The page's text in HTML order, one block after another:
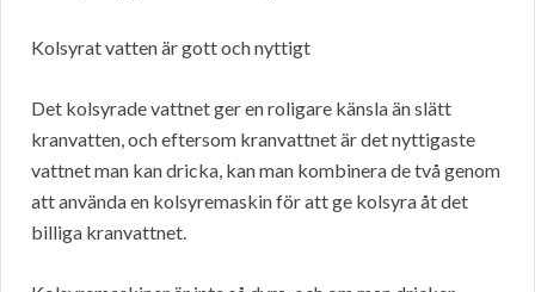
Kolsyrat vatten är gott och nyttigt
Det kolsyrade vattnet ger en roligare känsla än slätt
kranvatten, och eftersom kranvattnet är det nyttigaste
vattnet man kan dricka, kan man kombinera de två genom
att använda en kolsyremaskin för att ge kolsyra åt det
billiga kranvattnet.